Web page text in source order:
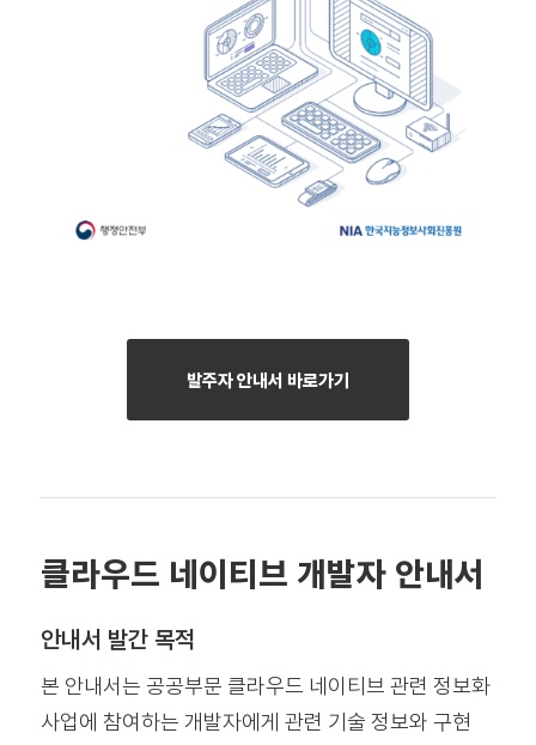
발주자 안내서 바로가기
클라우드 네이티브 개발자 안내서
안내서 발간 목적
본 안내서는 공공부문 클라우드 네이티브 관련 정보화
사업에 참여하는 개발자에게 관련 기술 정보와 구현